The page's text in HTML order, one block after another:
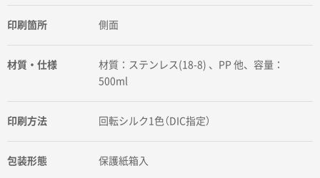
印刷箇所 側面
材質・仕様
材質：ステンレス(18-8) 、PP 他、容量：
500ml
印刷方法 回転シルク1色（DIC指定）
包装形態 保護紙箱入